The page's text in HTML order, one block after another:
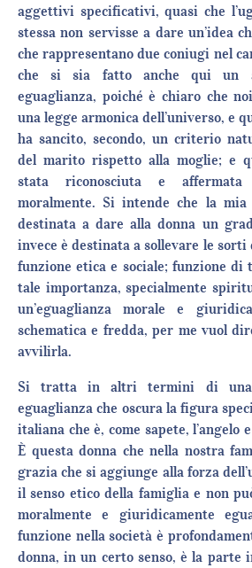
aggettivi specificativi, quasi che
stessa non servisse a dare un’idea
che rappresentano due coniugi nel
che si sia fatto anche qui un
eguaglianza, poiché è chiaro che
una legge armonica dell’universo, e
ha sancito, secondo, un criterio
del marito rispetto alla moglie; e
stata riconosciuta e affermata
moralmente. Si intende che la mia
destinata a dare alla donna un
invece è destinata a sollevare le sorti
funzione etica e sociale; funzione di
tale importanza, specialmente
un’eguaglianza morale e
schematica e fredda, per me vuol
avvilirla.
Si tratta in altri termini di una
eguaglianza che oscura la figura
italiana che è, come sapete, l’angelo
È questa donna che nella nostra
grazia che si aggiunge alla forza
il senso etico della famiglia e non
moralmente e giuridicamente
funzione nella società è
donna, in un certo senso, è la parte